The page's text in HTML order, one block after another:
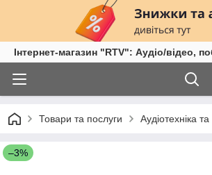
Інтернет-магазин "RTV": Аудіо/відео,
Товари та послуги Аудіотехніка
–3%